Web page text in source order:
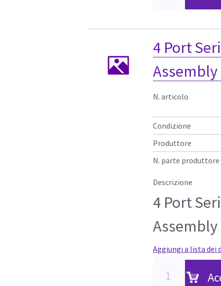
4 Port
Assembly
N. articolo
Condizione
Produttore
N. parte produttore
Descrizione
4 Port
Assembly
Aggiungi a lista dei